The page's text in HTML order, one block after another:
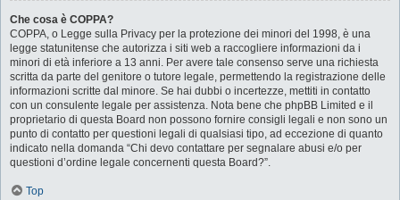
Che cosa è COPPA?
COPPA, o Legge sulla Privacy per la protezione dei minori del 1998, è una
legge statunitense che autorizza i siti web a raccogliere informazioni da i
minori di età inferiore a 13 anni. Per avere tale consenso serve una richiesta
scritta da parte del genitore o tutore legale, permettendo la registrazione delle
informazioni scritte dal minore. Se hai dubbi o incertezze, mettiti in contatto
con un consulente legale per assistenza. Nota bene che phpBB Limited e il
proprietario di questa Board non possono fornire consigli legali e non sono un
punto di contatto per questioni legali di qualsiasi tipo, ad eccezione di quanto
indicato nella domanda “Chi devo contattare per segnalare abusi e/o per
questioni d’ordine legale concernenti questa Board?”.
Top